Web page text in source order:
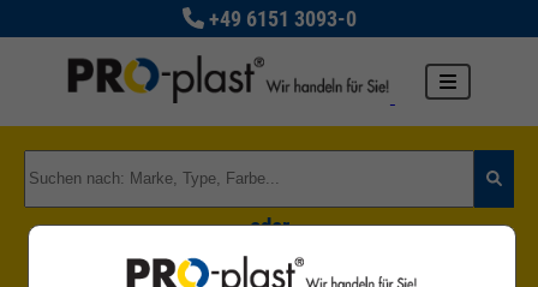
+49 6151 3093-0
oder
Zu den Rohstoffgruppen